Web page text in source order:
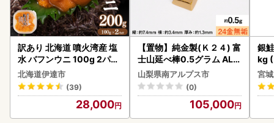
訳あり 北海道 噴火湾産 塩
水 バフンウニ 100g 2パッ
ク 計200g 《アフター保証
付き》うに ウニ 雲丹 海鮮
海の幸 魚介類 ウニ丼 お寿
司 濃厚 無添加 産地直送 お
取り寄せ 山村水産 送料無
北海道伊達市
(39)
28,000
【置物】純金製(Ｋ２４) 富
士山延べ棒0.5グラム ALP
BK181
山梨県南アルプス市
(0)
105,000
銀
kg
宮